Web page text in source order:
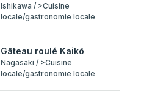
Ishikawa / >Cuisine
locale/gastronomie locale
Gâteau roulé Kaikō
Nagasaki / >Cuisine
locale/gastronomie locale